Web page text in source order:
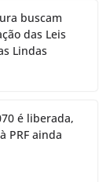
buscam
das Leis
Lindas
é liberada,
PRF ainda